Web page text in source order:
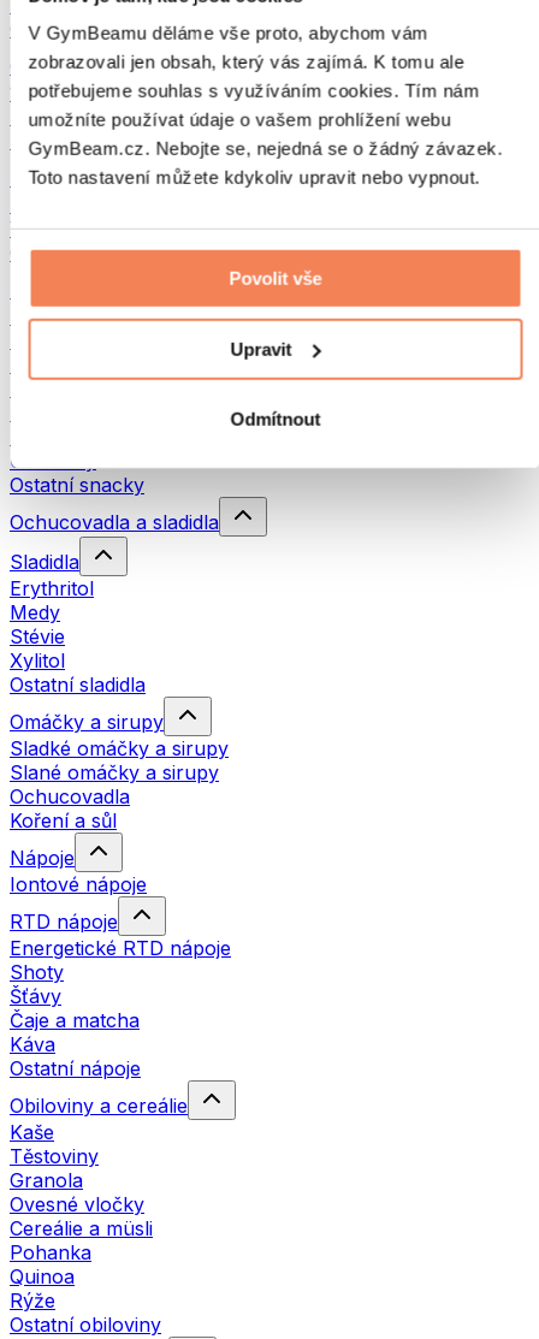
V GymBeamu děláme vše proto, abychom vám
zobrazovali jen obsah, který vás zajímá. K tomu ale
potřebujeme souhlas s využíváním cookies. Tím nám
umožníte používat údaje o vašem prohlížení webu
GymBeam.cz. Nebojte se, nejedná se o žádný závazek.
Toto nastavení můžete kdykoliv upravit nebo vypnout.
Povolit vše
Upravit
Odmítnout
Luštěniny
Ostatní fitness jídlo
Ořechová másla
100% ořechová másla
Sladká ořechová másla
Proteinová ořechová másla
Superpotraviny
Vláknina
Ostatní superpotraviny
Proteinové tyčinky
Proteinové čipsy a krekry
Čokolády
Ostatní snacky
Ochucovadla a sladidla
Sladidla
Erythritol
Medy
Stévie
Xylitol
Ostatní sladidla
Omáčky a sirupy
Sladké omáčky a sirupy
Slané omáčky a sirupy
Ochucovadla
Koření a sůl
Nápoje
Iontové nápoje
RTD nápoje
Energetické RTD nápoje
Shoty
Šťávy
Čaje a matcha
Káva
Ostatní nápoje
Obiloviny a cereálie
Kaše
Těstoviny
Granola
Ovesné vločky
Cereálie a müsli
Pohanka
Quinoa
Rýže
Ostatní obiloviny